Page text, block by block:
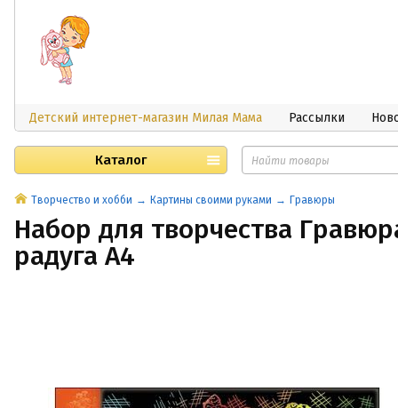
Детский интернет-магазин Милая Мама Рассылки
Каталог
Творчество и хобби Картины своими руками Гравюры
Набор для творчества
радуга А4